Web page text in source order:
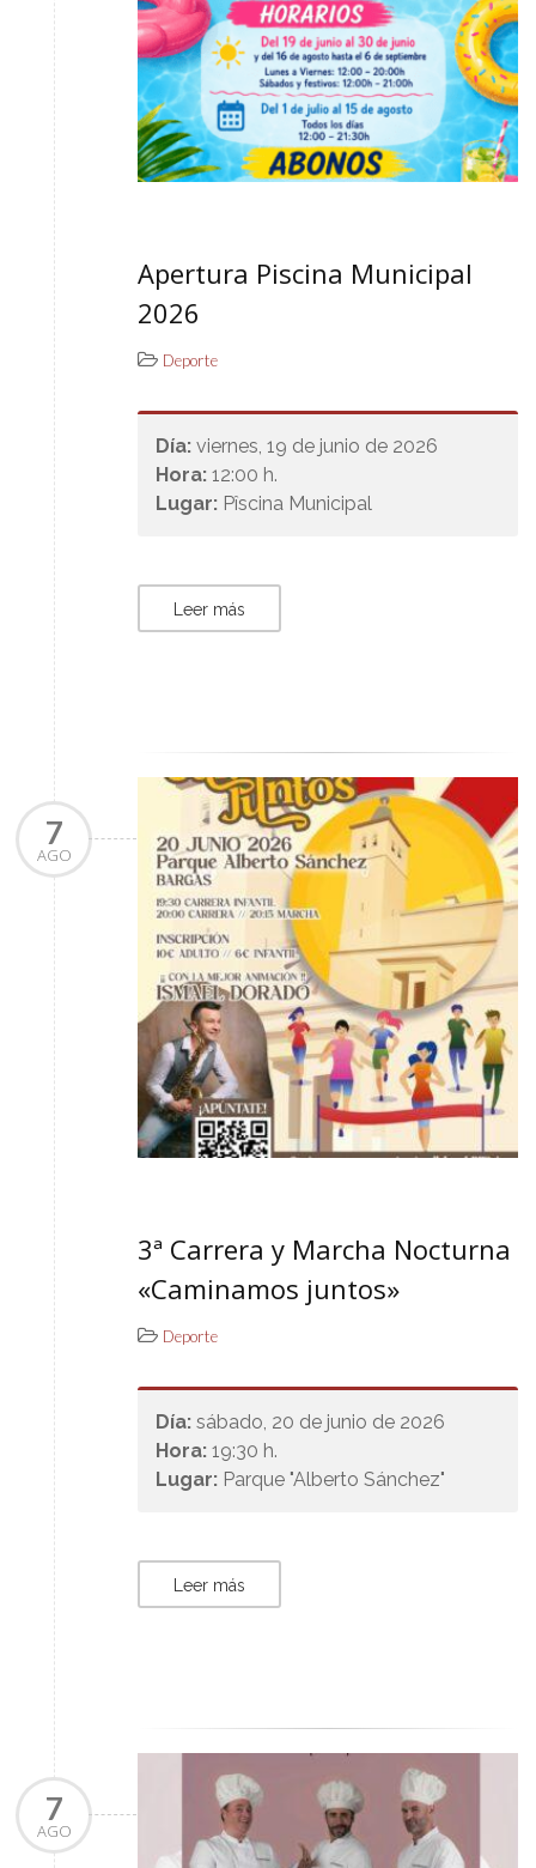
Apertura Piscina Municipal
2026
Deporte
Día: viernes, 19 de junio de 2026
Hora: 12:00 h.
Lugar: Pîscina Municipal
Leer más
7
AGO
3ª Carrera y Marcha Nocturna
«Caminamos juntos»
Deporte
Día: sábado, 20 de junio de 2026
Hora: 19:30 h.
Lugar: Parque "Alberto Sánchez"
Leer más
7
AGO